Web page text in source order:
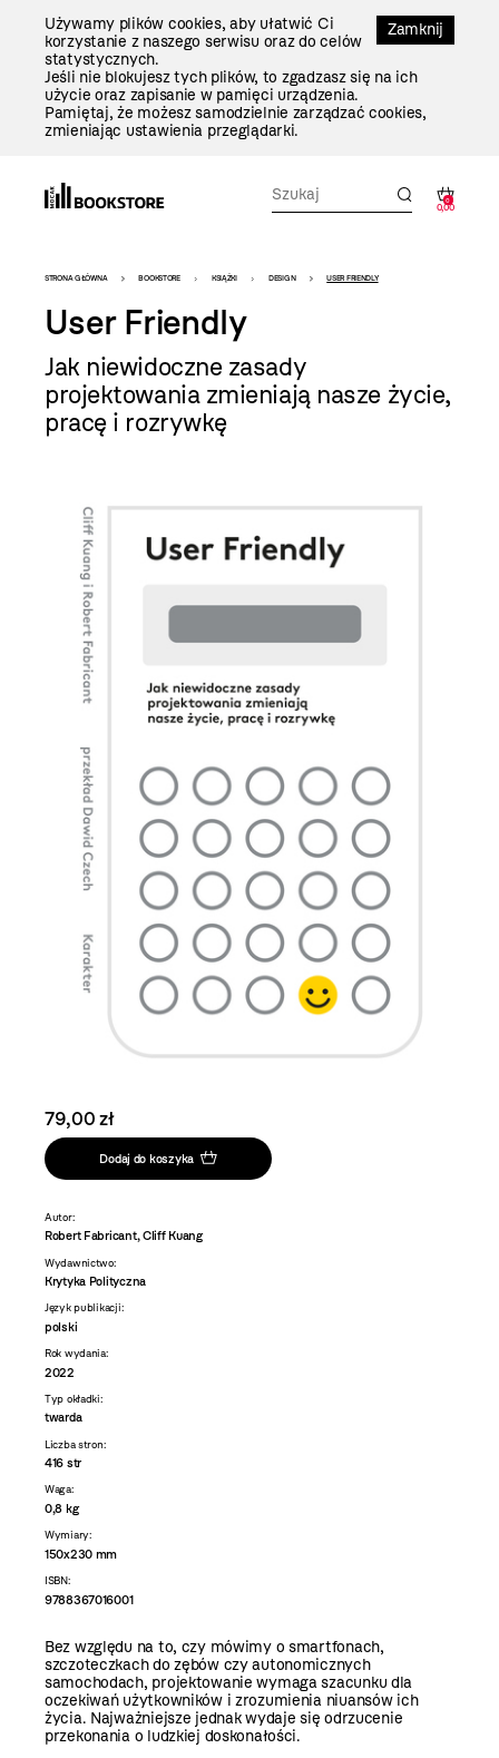
Zamknij
Używamy plików cookies, aby ułatwić Ci
korzystanie z naszego serwisu oraz do celów
statystycznych.
Jeśli nie blokujesz tych plików, to zgadzasz się na ich
użycie oraz zapisanie w pamięci urządzenia.
Pamiętaj, że możesz samodzielnie zarządzać cookies,
zmieniając ustawienia przeglądarki.
0
0,00
Bookstore
-
szablon
szczegóły
STRONA GŁÓWNA BOOKSTORE KSIĄŻKI DESIGN USER FRIENDLY
User Friendly
Jak niewidoczne zasady
projektowania zmieniają nasze życie,
pracę i rozrywkę
79,00 zł
Dodaj do koszyka
Autor:
Robert Fabricant, Cliff Kuang
Wydawnictwo:
Krytyka Polityczna
Język publikacji:
polski
Rok wydania:
2022
Typ okładki:
twarda
Liczba stron:
416 str
Waga:
0,8 kg
Wymiary:
150x230 mm
ISBN:
9788367016001
Bez względu na to, czy mówimy o smartfonach,
szczoteczkach do zębów czy autonomicznych
samochodach, projektowanie wymaga szacunku dla
oczekiwań użytkowników i zrozumienia niuansów ich
życia. Najważniejsze jednak wydaje się odrzucenie
przekonania o ludzkiej doskonałości.